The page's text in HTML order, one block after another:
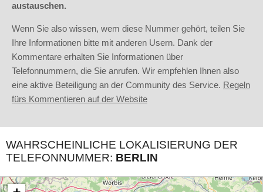
austauschen.
Wenn Sie also wissen, wem diese Nummer gehört, teilen Sie
Ihre Informationen bitte mit anderen Usern. Dank der
Kommentare erhalten Sie Informationen über
Telefonnummern, die Sie anrufen. Wir empfehlen Ihnen also
eine aktive Beteiligung an der Community des Service. Regeln
fürs Kommentieren auf der Website
WAHRSCHEINLICHE LOKALISIERUNG DER
TELEFONNUMMER: BERLIN